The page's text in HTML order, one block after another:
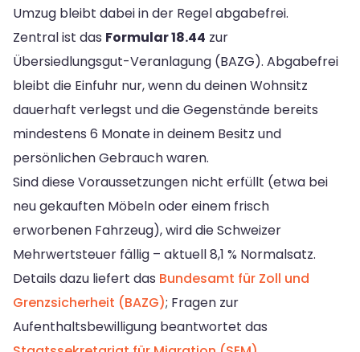
Umzug bleibt dabei in der Regel abgabefrei.
Zentral ist das Formular 18.44 zur
Übersiedlungsgut-Veranlagung (BAZG). Abgabefrei
bleibt die Einfuhr nur, wenn du deinen Wohnsitz
dauerhaft verlegst und die Gegenstände bereits
mindestens 6 Monate in deinem Besitz und
persönlichen Gebrauch waren.
Sind diese Voraussetzungen nicht erfüllt (etwa bei
neu gekauften Möbeln oder einem frisch
erworbenen Fahrzeug), wird die Schweizer
Mehrwertsteuer fällig – aktuell 8,1 % Normalsatz.
Details dazu liefert das Bundesamt für Zoll und
Grenzsicherheit (BAZG); Fragen zur
Aufenthaltsbewilligung beantwortet das